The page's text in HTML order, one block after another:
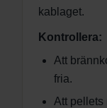
kablaget.
Kontrollera:
Att
fria.
Att pellets